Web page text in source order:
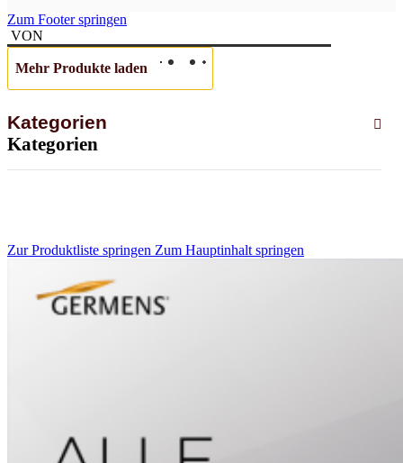
Zum Footer springen
VON
Mehr Produkte laden
Kategorien
Kategorien
Zur Produktliste springen Zum Hauptinhalt springen